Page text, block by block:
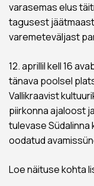
varasemas elus
tagusest jäätmaast
varemeteväljast
12. aprillil kell 16
tänava poolsel
Vallikraavist
piirkonna ajaloost
tulevase
oodatud
Loe näituse kohta